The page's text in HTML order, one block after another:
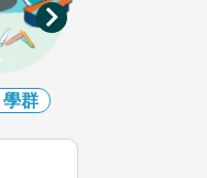
學群